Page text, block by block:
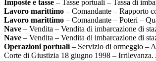
Imposte e tasse – Tasse portuali – Tassa di
Lavoro marittimo – Comandante – Rapporto
Lavoro marittimo – Comandante – Poteri –
Nave – Vendita – Vendita di imbarcazione di
Nave – Vendita – Vendita di imbarcazione di
Operazioni portuali – Servizio di ormeggio –
Corte di Giustizia 18 giugno 1998 – Irrilevanza.